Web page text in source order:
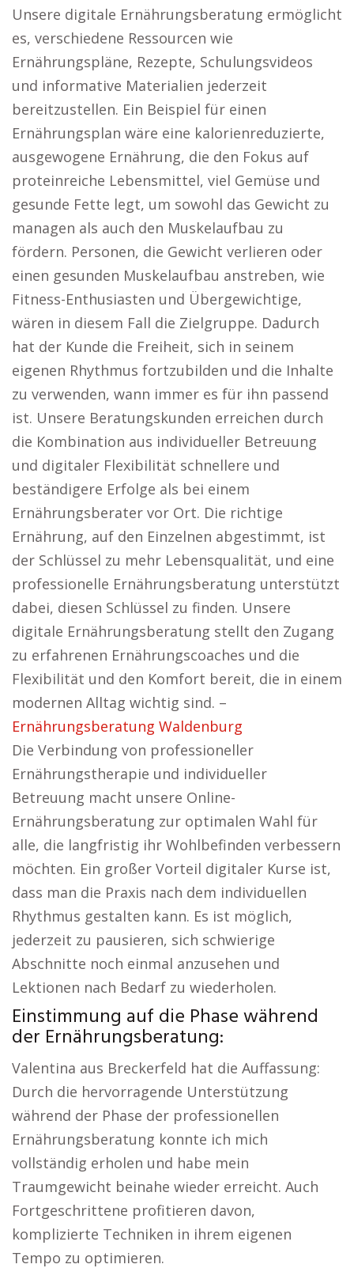
Unsere digitale Ernährungsberatung ermöglicht
es, verschiedene Ressourcen wie
Ernährungspläne, Rezepte, Schulungsvideos
und informative Materialien jederzeit
bereitzustellen. Ein Beispiel für einen
Ernährungsplan wäre eine kalorienreduzierte,
ausgewogene Ernährung, die den Fokus auf
proteinreiche Lebensmittel, viel Gemüse und
gesunde Fette legt, um sowohl das Gewicht zu
managen als auch den Muskelaufbau zu
fördern. Personen, die Gewicht verlieren oder
einen gesunden Muskelaufbau anstreben, wie
Fitness-Enthusiasten und Übergewichtige,
wären in diesem Fall die Zielgruppe. Dadurch
hat der Kunde die Freiheit, sich in seinem
eigenen Rhythmus fortzubilden und die Inhalte
zu verwenden, wann immer es für ihn passend
ist. Unsere Beratungskunden erreichen durch
die Kombination aus individueller Betreuung
und digitaler Flexibilität schnellere und
beständigere Erfolge als bei einem
Ernährungsberater vor Ort. Die richtige
Ernährung, auf den Einzelnen abgestimmt, ist
der Schlüssel zu mehr Lebensqualität, und eine
professionelle Ernährungsberatung unterstützt
dabei, diesen Schlüssel zu finden. Unsere
digitale Ernährungsberatung stellt den Zugang
zu erfahrenen Ernährungscoaches und die
Flexibilität und den Komfort bereit, die in einem
modernen Alltag wichtig sind. –
Ernährungsberatung Waldenburg
Die Verbindung von professioneller
Ernährungstherapie und individueller
Betreuung macht unsere Online-
Ernährungsberatung zur optimalen Wahl für
alle, die langfristig ihr Wohlbefinden verbessern
möchten. Ein großer Vorteil digitaler Kurse ist,
dass man die Praxis nach dem individuellen
Rhythmus gestalten kann. Es ist möglich,
jederzeit zu pausieren, sich schwierige
Abschnitte noch einmal anzusehen und
Lektionen nach Bedarf zu wiederholen.
Einstimmung auf die Phase während
der Ernährungsberatung:
Valentina aus Breckerfeld hat die Auffassung:
Durch die hervorragende Unterstützung
während der Phase der professionellen
Ernährungsberatung konnte ich mich
vollständig erholen und habe mein
Traumgewicht beinahe wieder erreicht. Auch
Fortgeschrittene profitieren davon,
komplizierte Techniken in ihrem eigenen
Tempo zu optimieren.